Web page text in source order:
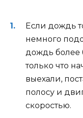
Если дождь
немного
дождь более
только что
выехали,
полосу и
скоростью.